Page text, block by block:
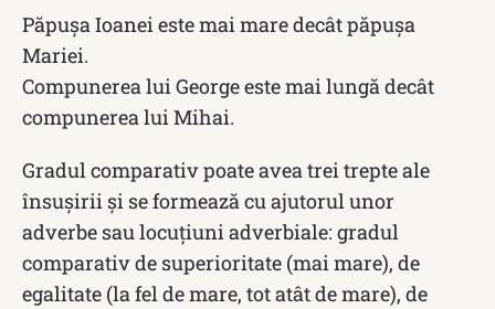
Păpușa Ioanei este mai mare decât păpușa
Mariei.
Compunerea lui George este mai lungă decât
compunerea lui Mihai.
Gradul comparativ poate avea trei trepte ale
însușirii și se formează cu ajutorul unor
adverbe sau locuțiuni adverbiale: gradul
comparativ de superioritate (mai mare), de
egalitate (la fel de mare, tot atât de mare), de